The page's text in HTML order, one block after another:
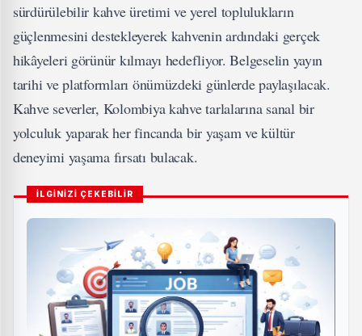
sürdürülebilir kahve üretimi ve yerel toplulukların
güçlenmesini destekleyerek kahvenin ardındaki gerçek
hikâyeleri görünür kılmayı hedefliyor. Belgeselin yayın
tarihi ve platformları önümüzdeki günlerde paylaşılacak.
Kahve severler, Kolombiya kahve tarlalarına sanal bir
yolculuk yaparak her fincanda bir yaşam ve kültür
deneyimi yaşama fırsatı bulacak.
İLGİNİZİ ÇEKEBİLİR